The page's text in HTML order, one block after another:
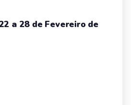
a 28 de Fevereiro de